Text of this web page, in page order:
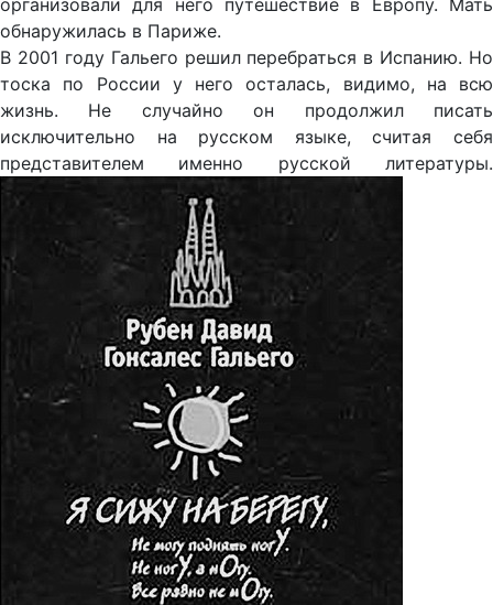
организовали для него путешествие в Европу. Мать
обнаружилась в Париже.
В 2001 году Гальего решил перебраться в Испанию. Но
тоска по России у него осталась, видимо, на всю
жизнь. Не случайно он продолжил писать
исключительно на русском языке, считая себя
представителем именно русской литературы.